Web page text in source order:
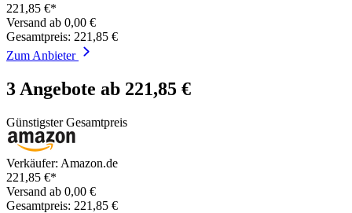
221,85 €*
Versand ab 0,00 €
Gesamtpreis: 221,85 €
Zum Anbieter
3 Angebote ab 221,85 €
Günstigster Gesamtpreis
Verkäufer: Amazon.de
221,85 €*
Versand ab 0,00 €
Gesamtpreis: 221,85 €